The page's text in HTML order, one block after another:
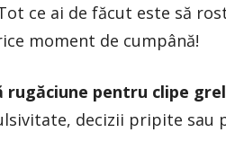
ce ai de făcut este să
moment de cumpână!
rugăciune pentru clipe
decizii pripite sau